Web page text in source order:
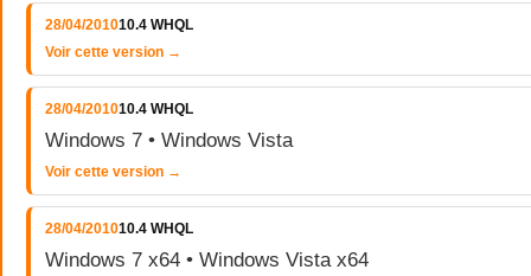
28/04/201010.4 WHQL
Voir cette version →
28/04/201010.4 WHQL
Windows 7 • Windows Vista
Voir cette version →
28/04/201010.4 WHQL
Windows 7 x64 • Windows Vista x64